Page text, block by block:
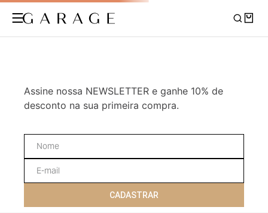
Assine nossa NEWSLETTER e ganhe 10% de
desconto na sua primeira compra.
CADASTRAR